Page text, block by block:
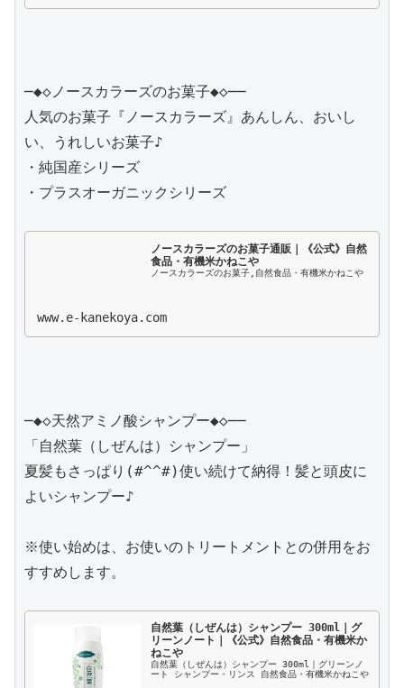
─◆◇ノースカラーズのお菓子◆◇──
人気のお菓子『ノースカラーズ』あんしん、おいし
い、うれしいお菓子♪
・純国産シリーズ
・プラスオーガニックシリーズ
ノースカラーズのお菓子通販｜《公式》自然
食品・有機米かねこや
ノースカラーズのお菓子,自然食品・有機米かねこや
www.e-kanekoya.com
─◆◇天然アミノ酸シャンプー◆◇──
「自然葉（しぜんは）シャンプー」
夏髪もさっぱり(#^^#)使い続けて納得！髪と頭皮に
よいシャンプー♪
※使い始めは、お使いのトリートメントとの併用をお
すすめします。
自然葉（しぜんは）シャンプー 300ml｜グ
リーンノート｜《公式》自然食品・有機米か
ねこや
自然葉（しぜんは）シャンプー 300ml｜グリーンノ
ート シャンプー・リンス 自然食品・有機米かねこや